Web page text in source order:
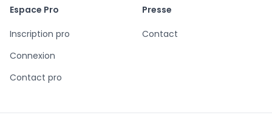
Espace Pro
Inscription pro
Connexion
Contact pro
Presse
Contact